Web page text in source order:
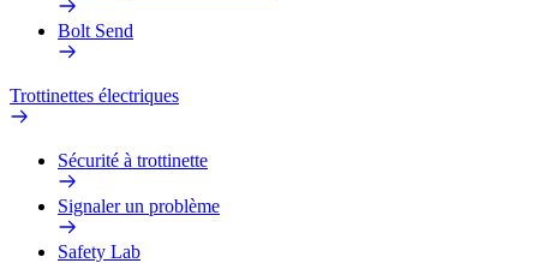
Bolt Send
Trottinettes électriques
Sécurité à trottinette
Signaler un problème
Safety Lab